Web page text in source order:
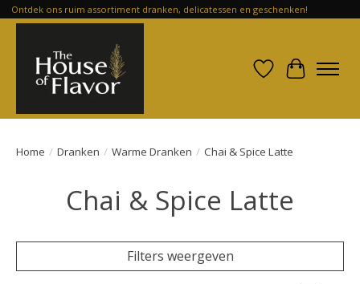
Ontdek ons ruim assortiment dranken, delicatessen en geschenken!
Verlanglijst
Home / Dranken / Warme Dranken / Chai & Spice Latte
Chai & Spice Latte
Filters weergeven